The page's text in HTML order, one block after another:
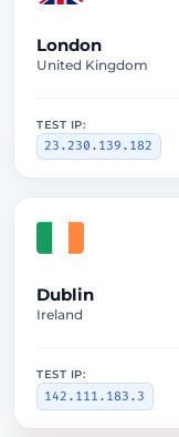
London
United Kingdom
TEST IP:
23.230.139.182
Dublin
Ireland
TEST IP:
142.111.183.3